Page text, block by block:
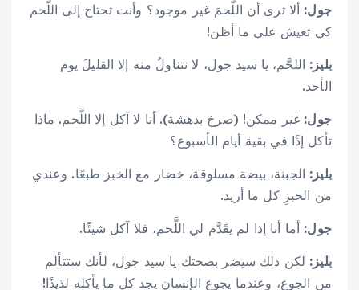
جول: ألا ترى أن اللَّحمَ غير موجود؟ وأنت تحتاج إلى اللَّحم
كي تعيش على ما أظن!
بليز: اللحَّم، يا سيد جول، لا نتناولُ منه إلا القليلَ يوم
الأحد.
جول: غير ممكن! (صرخ بدهشة). أنا لا آكل إلا اللَّحم. ماذا
تأكل إذًا في بقية أيام الأسبوع؟
بليز: الجبنة، بيضة مسلوقة، خضار مع الخبز طبعًا. وعندي
من الخبزِ كل ما أريد.
جول: أما أنا إذا لم يقَدَّم لي اللَّحم، فلا آكل شيئًا.
بليز: لكن ذلك سيضر بصحتك يا سيد جول، لأنك ستتألم
من الجوع، وعندما يجوع الإنسان يجد كل ما يأكله لذيذًا!